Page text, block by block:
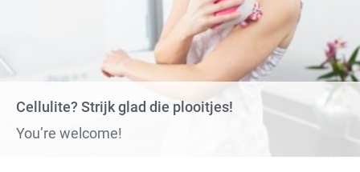
Cellulite? Strijk glad die plooitjes!
You’re welcome!